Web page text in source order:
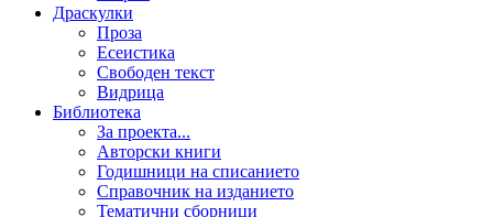
Драскулки
Проза
Есеистика
Свободен текст
Видрица
Библиотека
За проекта...
Авторски книги
Годишници на списанието
Справочник на изданието
Тематични сборници